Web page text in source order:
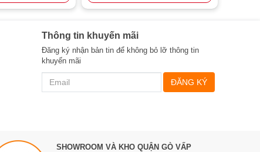
Thông tin khuyến mãi
Đăng ký nhận bản tin để không bỏ lỡ thông tin
khuyến mãi
ĐĂNG KÝ
SHOWROOM VÀ KHO QUẬN GÒ VẤP